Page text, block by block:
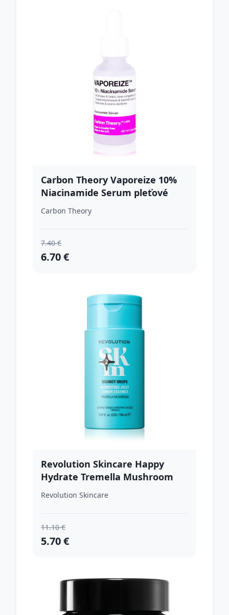
Carbon Theory Vaporeize 10%
Niacinamide Serum pleťové
sérum s niacínamidom a
zinkom 30 ml
Carbon Theory
7.40 €
6.70 €
Revolution Skincare Happy
Hydrate Tremella Mushroom
Hydrating Toner Essence
Revolution Skincare
11.10 €
5.70 €